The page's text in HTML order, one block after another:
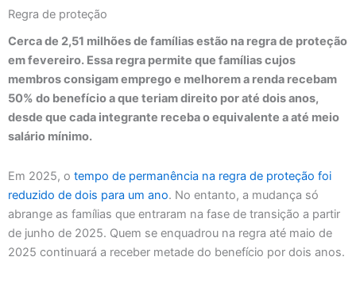
Regra de proteção
Cerca de 2,51 milhões de famílias estão na regra de proteção
em fevereiro. Essa regra permite que famílias cujos
membros consigam emprego e melhorem a renda recebam
50% do benefício a que teriam direito por até dois anos,
desde que cada integrante receba o equivalente a até meio
salário mínimo.
Em 2025, o tempo de permanência na regra de proteção foi
reduzido de dois para um ano. No entanto, a mudança só
abrange as famílias que entraram na fase de transição a partir
de junho de 2025. Quem se enquadrou na regra até maio de
2025 continuará a receber metade do benefício por dois anos.